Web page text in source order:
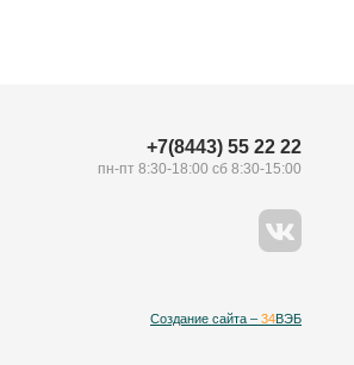
+7(8443) 55 22 22
пн-пт 8:30-18:00 сб 8:30-15:00
Создание сайта – 34ВЭБ